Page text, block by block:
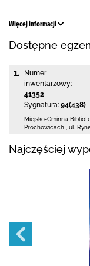
Więcej informacji
Dostępne
1.
Numer
inwentarzowy:
41352
Sygnatura: 94(438)
Miejsko-Gminna
Prochowicach
ul.
Najczęściej